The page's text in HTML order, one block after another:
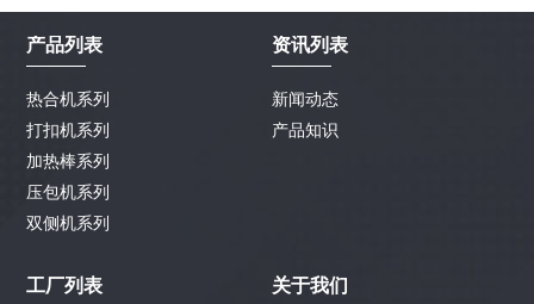
产品列表
热合机系列
打扣机系列
加热棒系列
压包机系列
双侧机系列
资讯列表
新闻动态
产品知识
工厂列表 关于我们